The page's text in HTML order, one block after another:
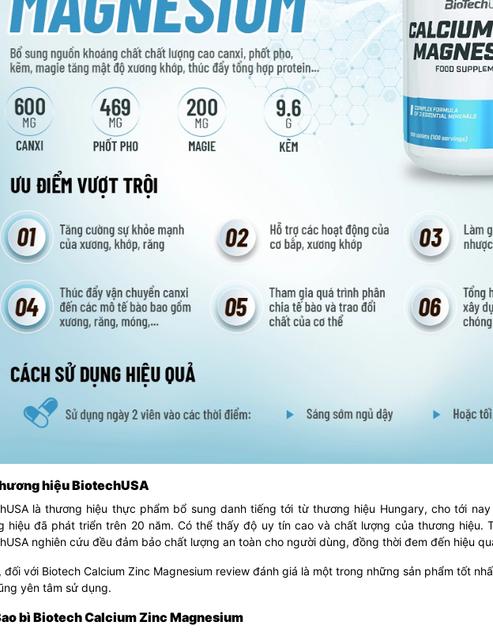
hiệu BiotechUSA
là thương hiệu thực phẩm bổ sung danh tiếng tới từ thương hiệu Hungary, cho tới
hiệu đã phát triển trên 20 năm. Có thể thấy độ uy tín cao và chất lượng của thương hiệu.
nghiên cứu đều đảm bảo chất lượng an toàn cho người dùng, đồng thời đem đến hiệu
đối với Biotech Calcium Zinc Magnesium review đánh giá là một trong những sản phẩm tốt
yên tâm sử dụng.
bì Biotech Calcium Zinc Magnesium